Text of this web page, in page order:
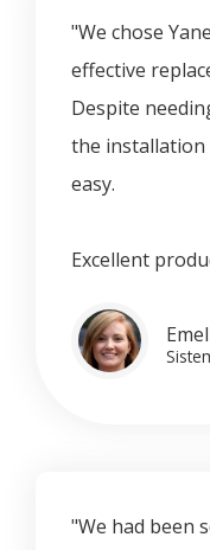
"We chose
effective
Despite
the installation
easy.
Excellent
"We had been